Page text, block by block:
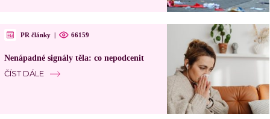
PR články | 66159
Nenápadné signály těla: co nepodcenit
ČÍST DÁLE